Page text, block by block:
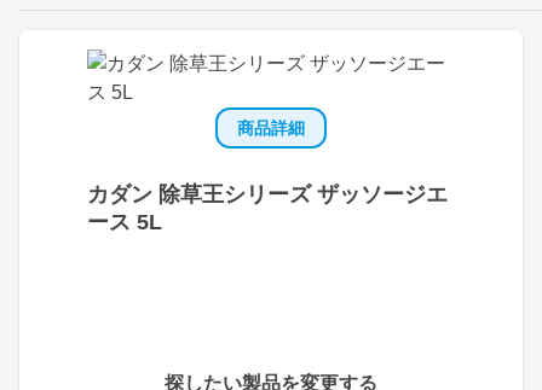
商品詳細
カダン 除草王シリーズ ザッソージエ
ース 5L
探したい製品を変更する